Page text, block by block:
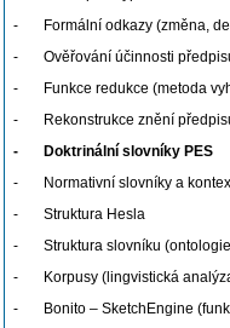
- Formální odkazy (změna,
- Ověřování účinnosti
- Funkce redukce (metoda
- Rekonstrukce znění
- Doktrinální slovníky PES
- Normativní slovníky a
- Struktura Hesla
- Struktura slovníku
- Korpusy (lingvistická
- Bonito – SketchEngine